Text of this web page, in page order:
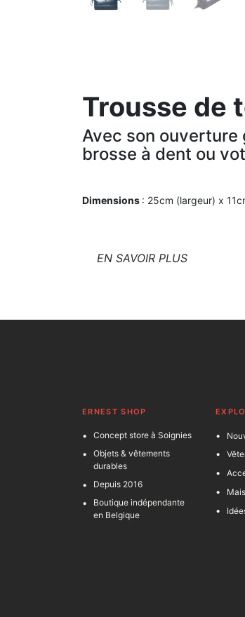
Trousse de
Avec son
brosse à dent ou
Dimensions : 25cm (largeur) x
EN SAVOIR PLUS
ERNEST SHOP
Concept store à Soignies
Objets & vêtements
durables
Depuis 2016
Boutique indépendante
en Belgique